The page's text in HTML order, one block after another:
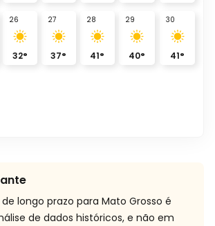
26
32°
27
37°
28
41°
29
40°
30
41°
longo prazo para Mato Grosso é
de dados históricos, e não em